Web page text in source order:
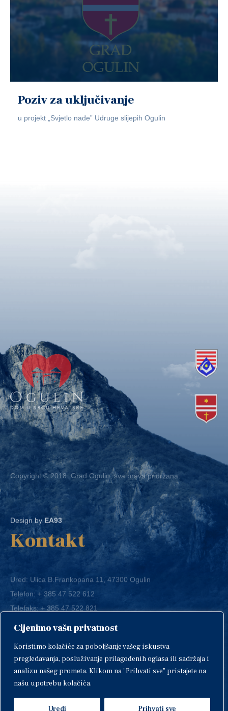
Cijenimo vašu privatnost
Koristimo kolačiće za poboljšanje vašeg iskustva
pregledavanja, posluživanje prilagođenih oglasa ili sadržaja i
analizu našeg prometa. Klikom na "Prihvati sve" pristajete na
našu upotrebu kolačića.
Uredi Prihvati sve
Poziv za uključivanje
u projekt „Svjetlo nade” Udruge slijepih Ogulin
Copyright © 2018. Grad Ogulin, sva prava pridržana.
Design byEA93
Kontakt
Ured: Ulica B.Frankopana 11, 47300 Ogulin
Telefon:+ 385 47 522 612
Telefaks:+ 385 47 522 821
E-mail:grad-ogulin@ogulin.hr